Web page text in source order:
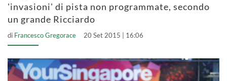
'invasioni' di pista non programmate, secondo
un grande Ricciardo
di Francesco Gregorace 20 Set 2015 | 16:06